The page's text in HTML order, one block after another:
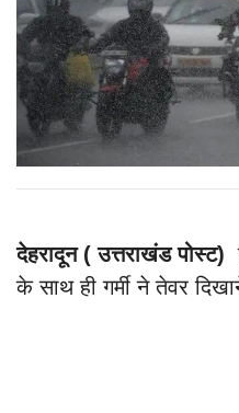
देहरादून ( उत्तराखंड पोस्ट)
के साथ ही गर्मी ने तेवर